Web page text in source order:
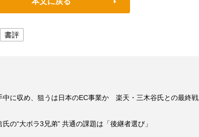
書評
中に収め、狙うは日本のEC事業か 楽天・三木谷氏との最終戦
の“大ボラ3兄弟” 共通の課題は「後継者選び」